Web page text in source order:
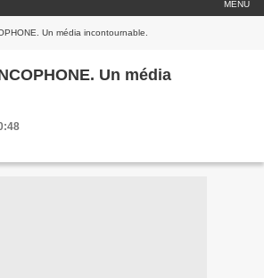
MENU
Un média incontournable.
Un média